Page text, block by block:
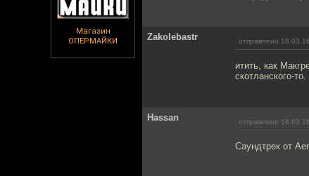
Магазин
ОПЕРМАЙКИ
Zakolebastr отправлено
итить, как
скотланского-то.
Hassan отправлено
Саундтрек от